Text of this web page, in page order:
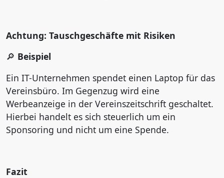
Achtung: Tauschgeschäfte mit Risiken
🔎 Beispiel
Ein IT-Unternehmen spendet einen Laptop für das
Vereinsbüro. Im Gegenzug wird eine
Werbeanzeige in der Vereinszeitschrift geschaltet.
Hierbei handelt es sich steuerlich um ein
Sponsoring und nicht um eine Spende.
Fazit